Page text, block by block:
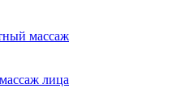
массаж
лица